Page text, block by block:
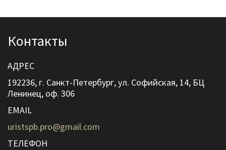
Контакты
АДРЕС
192236, г. Санкт-Петербург, ул. Софийская, 14, БЦ
Ленинец, оф. 306
EMAIL
uristspb.pro@gmail.com
ТЕЛЕФОН